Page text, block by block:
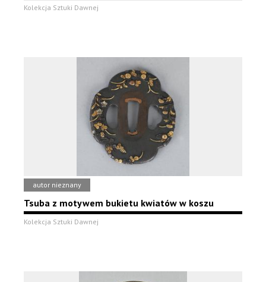
Kolekcja Sztuki Dawnej
autor nieznany
Tsuba z motywem bukietu kwiatów w koszu
Kolekcja Sztuki Dawnej